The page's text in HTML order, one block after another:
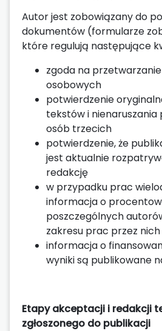
Autor jest zobowiązany do
dokumentów (formularze
które regulują następujące
zgoda na
osobowych
potwierdzenie
tekstów i
osób trzecich
potwierdzenie, że
jest aktualnie
redakcję
w przypadku prac
informacja o
poszczególnych
zakresu prac przez
informacja o
wyniki są publikowane
Etapy akceptacji i redakcji
zgłoszonego do publikacji